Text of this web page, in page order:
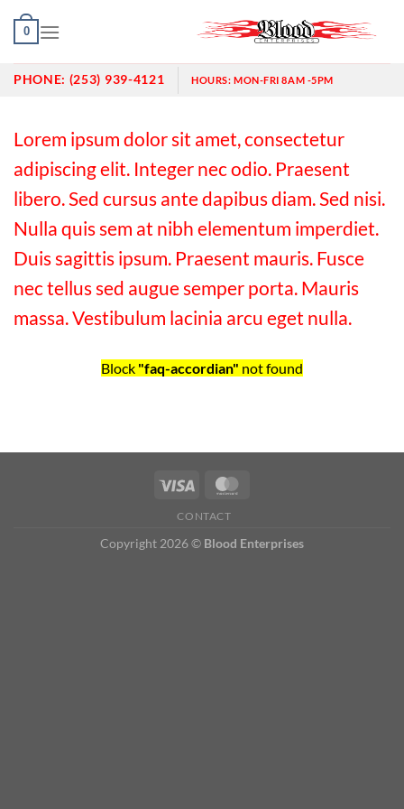
Skip
0
PHONE: (253) 939-4121 HOURS:MON-FRI 8AM -5PM
Lorem ipsum dolor sit amet, consectetur
adipiscing elit. Integer nec odio. Praesent
libero. Sed cursus ante dapibus diam. Sed nisi.
Nulla quis sem at nibh elementum imperdiet.
Duis sagittis ipsum. Praesent mauris. Fusce
nec tellus sed augue semper porta. Mauris
massa. Vestibulum lacinia arcu eget nulla.
Block "faq-accordian" not found
CONTACT
Copyright 2026 © Blood Enterprises